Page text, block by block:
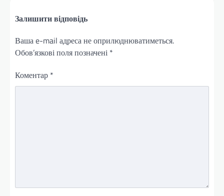
Залишити відповідь
Ваша e-mail адреса не оприлюднюватиметься.
Обов’язкові поля позначені *
Коментар *